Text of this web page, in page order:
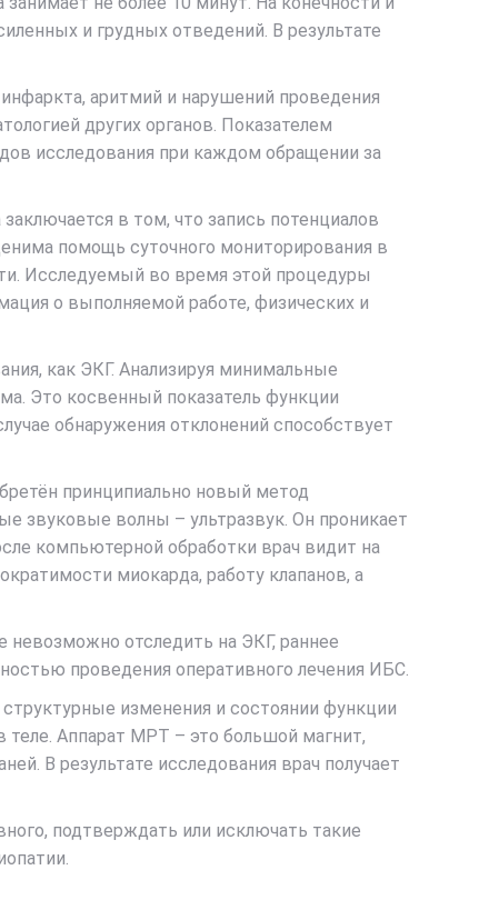
и грудных отведений. В результате
аритмий и нарушений проведения
других органов. Показателем
исследования при каждом обращении за
в том, что запись потенциалов
помощь суточного мониторирования в
Исследуемый во время этой процедуры
о выполняемой работе, физических и
как ЭКГ. Анализируя минимальные
Это косвенный показатель функции
обнаружения отклонений способствует
принципиально новый метод
звуковые волны – ультразвук. Он проникает
компьютерной обработки врач видит на
миокарда, работу клапанов, а
отследить на ЭКГ, раннее
проведения оперативного лечения ИБС.
изменения и состоянии функции
теле. Аппарат МРТ – это большой магнит,
В результате исследования врач получает
подтверждать или исключать такие